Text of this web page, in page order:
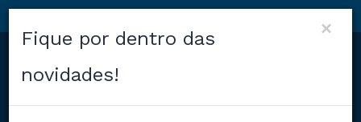
×
Fique por dentro das
novidades!